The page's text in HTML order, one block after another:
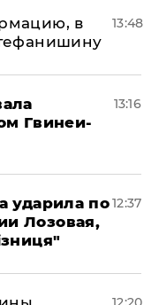
в
13:48
Гвинеи-
13:16
ударила по
Лозовая,
12:37